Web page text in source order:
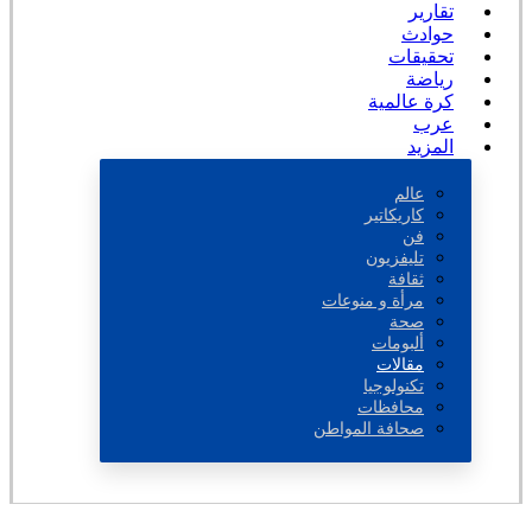
تقارير
حوادث
تحقيقات
رياضة
كرة عالمية
عرب
المزيد
عالم
كاريكاتير
فن
تليفزيون
ثقافة
مرأة و منوعات
صحة
ألبومات
مقالات
تكنولوجيا
محافظات
صحافة المواطن